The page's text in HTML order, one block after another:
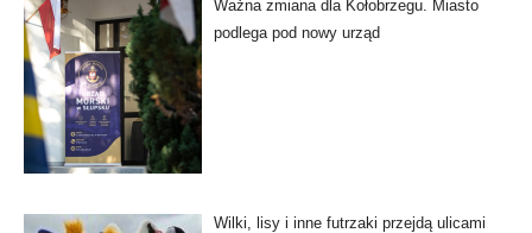
Ważna zmiana dla Kołobrzegu. Miasto
podlega pod nowy urząd
Wilki, lisy i inne futrzaki przejdą ulicami